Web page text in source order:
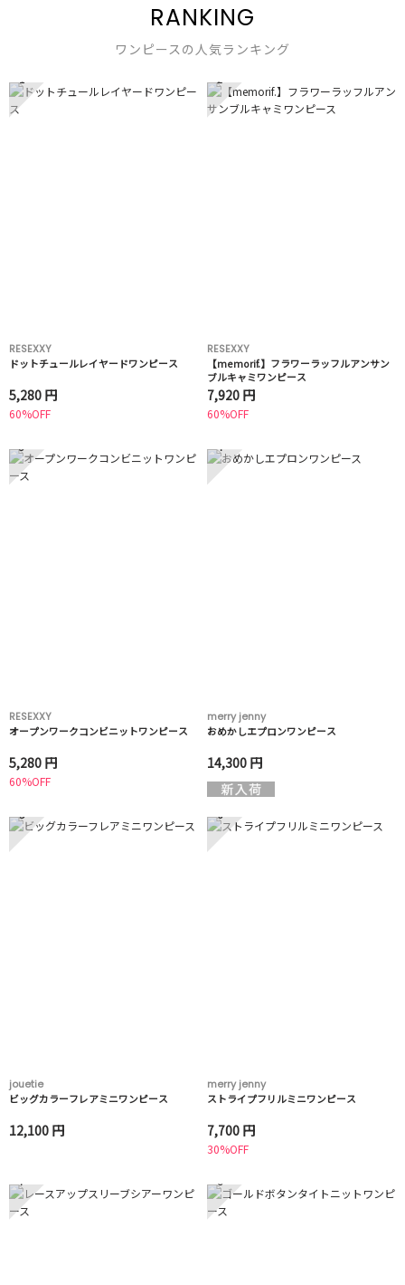
RANKING
ワンピースの人気ランキング
1
RESEXXY
ドットチュールレイヤードワンピース
5,280 円
60%OFF
2
RESEXXY
【memorif.】フラワーラッフルアンサン
ブルキャミワンピース
7,920 円
60%OFF
3
RESEXXY
オープンワークコンビニットワンピース
5,280 円
60%OFF
4
merry jenny
おめかしエプロンワンピース
14,300 円
5
jouetie
ビッグカラーフレアミニワンピース
12,100 円
6
merry jenny
ストライプフリルミニワンピース
7,700 円
30%OFF
7 8